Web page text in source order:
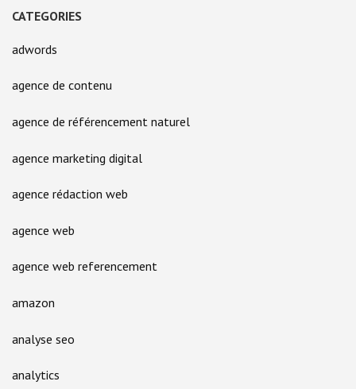
CATEGORIES
adwords
agence de contenu
agence de référencement naturel
agence marketing digital
agence rédaction web
agence web
agence web referencement
amazon
analyse seo
analytics